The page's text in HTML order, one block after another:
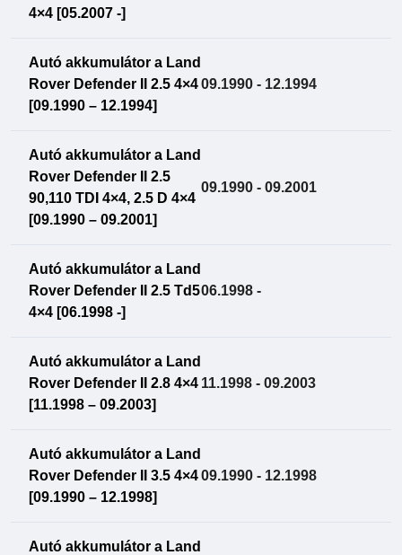
4×4 [05.2007 -]
Autó akkumulátor a Land
Rover Defender II 2.5 4×4
[09.1990 – 12.1994]
09.1990 - 12.1994
Autó akkumulátor a Land
Rover Defender II 2.5
90,110 TDI 4×4, 2.5 D 4×4
[09.1990 – 09.2001]
09.1990 - 09.2001
Autó akkumulátor a Land
Rover Defender II 2.5 Td5
4×4 [06.1998 -]
06.1998 -
Autó akkumulátor a Land
Rover Defender II 2.8 4×4
[11.1998 – 09.2003]
11.1998 - 09.2003
Autó akkumulátor a Land
Rover Defender II 3.5 4×4
[09.1990 – 12.1998]
09.1990 - 12.1998
Autó akkumulátor a Land